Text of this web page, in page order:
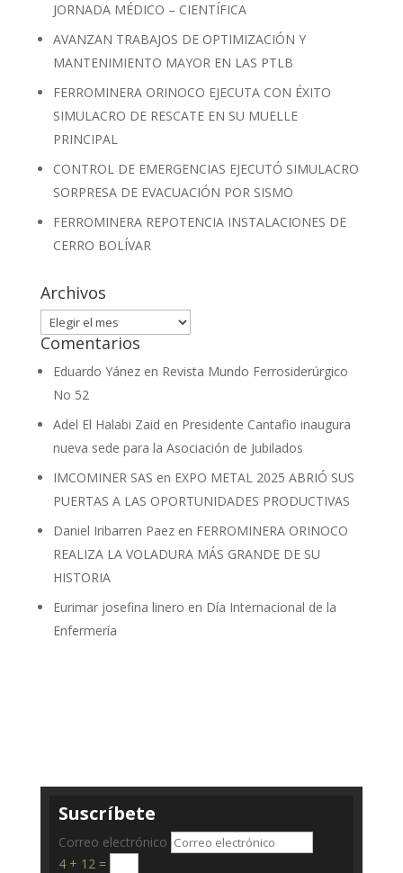
JORNADA MÉDICO – CIENTÍFICA
AVANZAN TRABAJOS DE OPTIMIZACIÓN Y
MANTENIMIENTO MAYOR EN LAS PTLB
FERROMINERA ORINOCO EJECUTA CON ÉXITO
SIMULACRO DE RESCATE EN SU MUELLE
PRINCIPAL
CONTROL DE EMERGENCIAS EJECUTÓ SIMULACRO
SORPRESA DE EVACUACIÓN POR SISMO
FERROMINERA REPOTENCIA INSTALACIONES DE
CERRO BOLÍVAR
Archivos
Archivos
Comentarios
Eduardo Yánezen Revista Mundo Ferrosiderúrgico
No 52
Adel El Halabi Zaid en Presidente Cantafio inaugura
nueva sede para la Asociación de Jubilados
IMCOMINER SAS en EXPO METAL 2025 ABRIÓ SUS
PUERTAS A LAS OPORTUNIDADES PRODUCTIVAS
Daniel Iribarren Paezen FERROMINERA ORINOCO
REALIZA LA VOLADURA MÁS GRANDE DE SU
HISTORIA
Eurimar josefina linero en Día Internacional de la
Enfermería
Suscríbete
Correo electrónico
4 + 12=